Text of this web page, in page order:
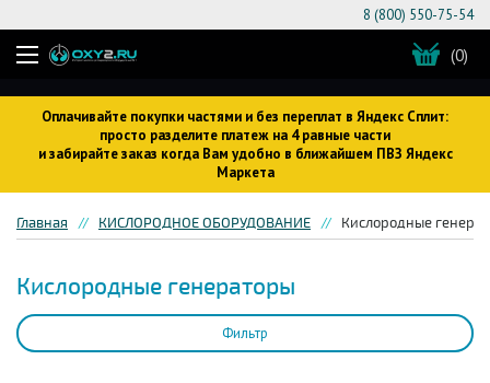
Оплачивайте покупки частями и без переплат в Яндекс Сплит:
просто разделите платеж на 4 равные части
и забирайте заказ когда Вам удобно в ближайшем ПВЗ Яндекс
Маркета
8 (800) 550-75-54
(0)
Главная КИСЛОРОДНОЕ ОБОРУДОВАНИЕ Кислородные
Кислородные генераторы
Фильтр